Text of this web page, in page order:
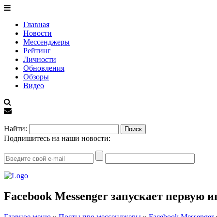
Главная
Новости
Мессенджеры
Рейтинг
Личности
Обновления
Обзоры
Видео
Найти:
Подпишитесь на наши новости:
Facebook Messenger запускает первую